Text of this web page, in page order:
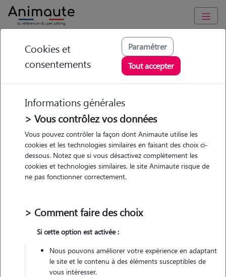
Animaute Auvergne-Rhône-Alpes Rhône/Lyon 2e
Arrondissement
Xintian - Petsitter à
LYON 02
• 35 ans
Pas d'animaux
Garde réalisée
Cookies et
consentements
Paramétrer
Tout accepter
Informations générales
> Vous contrôlez vos données
Vous pouvez contrôler la façon dont Animaute utilise les
cookies et les technologies similaires en faisant des choix ci-
dessous. Notez que si vous désactivez complètement les
cookies et technologies similaires, le site Animaute risque de
ne pas fonctionner correctement.
> Comment faire des choix
Si cette option est activée :
Nous pouvons améliorer votre expérience en adaptant
le site et le contenu à des éléments susceptibles de
vous intéresser.